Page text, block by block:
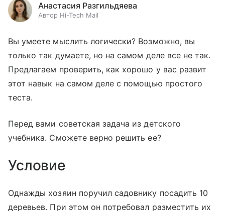
Анастасия Разгильдяева
Автор Hi-Tech Mail
Вы умеете мыслить логически? Возможно, вы
только так думаете, но на самом деле все не так.
Предлагаем проверить, как хорошо у вас развит
этот навык на самом деле с помощью простого
теста.
Перед вами советская задача из детского
учебника. Сможете верно решить ее?
Условие
Однажды хозяин поручил садовнику посадить 10
деревьев. При этом он потребовал разместить их